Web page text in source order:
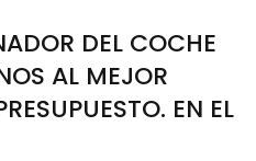
DEL COCHE
AL MEJOR
EN EL